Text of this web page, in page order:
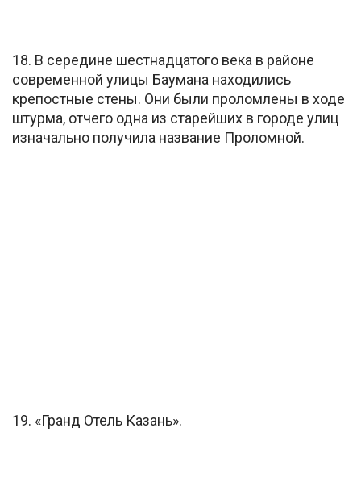
18. В середине шестнадцатого века в районе
современной улицы Баумана находились
крепостные стены. Они были проломлены в ходе
штурма, отчего одна из старейших в городе улиц
изначально получила название Проломной.
19. «Гранд Отель Казань».